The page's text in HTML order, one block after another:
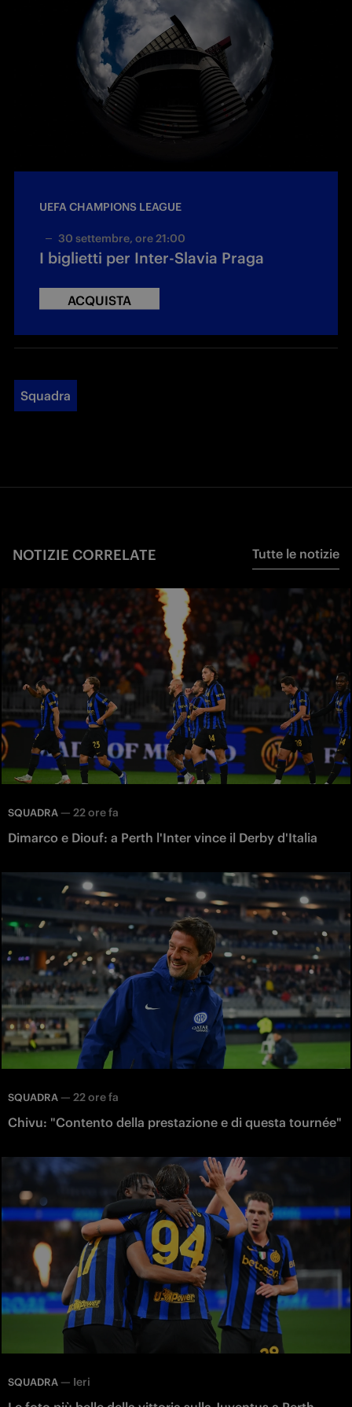
UEFA CHAMPIONS LEAGUE
30 settembre, ore 21:00
I biglietti per Inter-Slavia Praga
ACQUISTA
Squadra
NOTIZIE CORRELATE Tutte le notizie
SQUADRA — 22 ore fa
Dimarco e Diouf: a Perth l'Inter vince il Derby d'Italia
SQUADRA — 22 ore fa
Chivu: "Contento della prestazione e di questa tournée"
SQUADRA — Ieri